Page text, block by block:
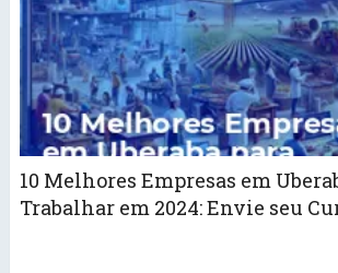
10 Melhores Empresas em
Trabalhar em 2024: Envie seu